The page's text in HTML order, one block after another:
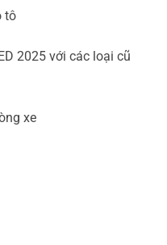
tô
2025 với các loại cũ
xe